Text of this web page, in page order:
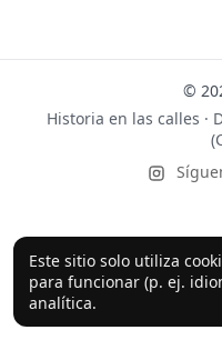
Este sitio solo utiliza
para funcionar (p. ej.
analítica.
©
Historia en las calles ·